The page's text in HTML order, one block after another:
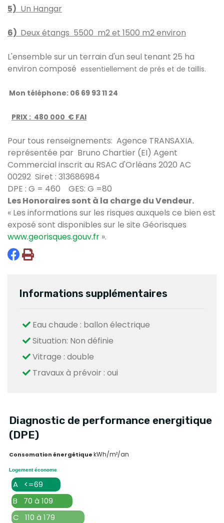
5) Un Hangar
6) Deux étangs 5500 m2 et 1500 m2 environ
L'ensemble sur un terrain d'un seul tenant 25 ha
environ composé essentiellement de prés et de taillis.
Mon téléphone: 06 69 93 11 24
PRIX : 480 000 € FAI
Pour tous renseignements: Agence TRANSAXIA.
représentée par Bruno Chartier (EI) Agent
Commercial inscrit au RSAC d'Orléans 2020 AC
00292 Siret : 313686984
DPE : G = 460 GES: G =80
Les Honoraires sont à la charge du Vendeur.
« Les informations sur les risques auxquels ce bien est
exposé sont disponibles sur le site Géorisques
www.georisques.gouv.fr ».
Informations supplémentaires
Eau chaude : ballon électrique
Situation: Non définie
Vitrage : double
Travaux à prévoir : oui
Diagnostic de performance energitique
(DPE)
Consomation énergétiquekWh/m²/an
Logement économe
A <=69
B 70 à 109
C 110 à 179